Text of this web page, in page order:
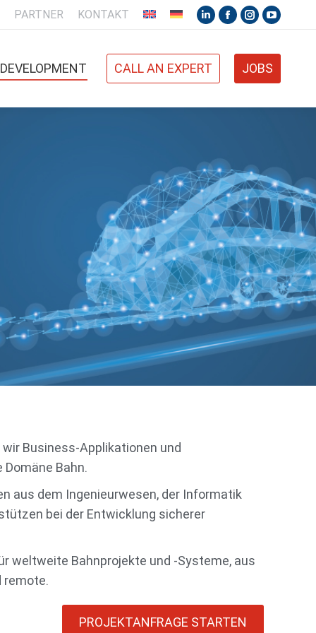
PARTNER KONTAKT
CALL AN EXPERT JOBS
Business-Applikationen und
Bahn.
aus dem Ingenieurwesen, der Informatik
bei der Entwicklung sicherer
weltweite Bahnprojekte und -Systeme, aus
remote.
PROJEKTANFRAGE STARTEN